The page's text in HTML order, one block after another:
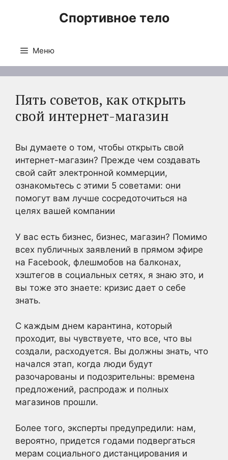
Спортивное тело
Меню
Пять советов, как открыть
свой интернет-магазин
Вы думаете о том, чтобы открыть свой
интернет-магазин? Прежде чем создавать
свой сайт электронной коммерции,
ознакомьтесь с этими 5 советами: они
помогут вам лучше сосредоточиться на
целях вашей компании
У вас есть бизнес, бизнес, магазин? Помимо
всех публичных заявлений в прямом эфире
на Facebook, флешмобов на балконах,
хэштегов в социальных сетях, я знаю это, и
вы тоже это знаете: кризис дает о себе
знать.
С каждым днем карантина, который
проходит, вы чувствуете, что все, что вы
создали, расходуется. Вы должны знать, что
начался этап, когда люди будут
разочарованы и подозрительны: времена
предложений, распродаж и полных
магазинов прошли.
Более того, эксперты предупредили: нам,
вероятно, придется годами подвергаться
мерам социального дистанцирования и